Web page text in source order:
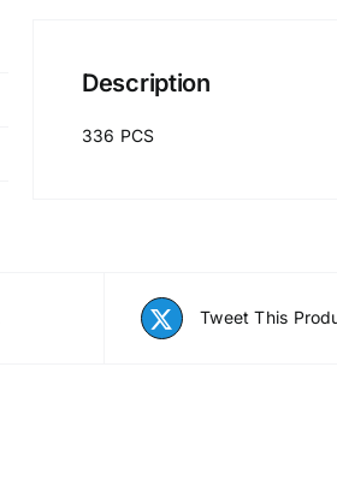
Description
336 PCS
Tweet This